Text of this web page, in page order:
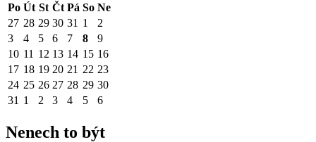
Po Út St Čt Pá So Ne
27 28 29 30 31 1
2
3
4 5 6 7 8
9
10 11 12 13 14 15 16
17 18 19 20 21 22 23
24 25 26 27 28 29 30
31 1 2 3 4 5 6
Nenech to být